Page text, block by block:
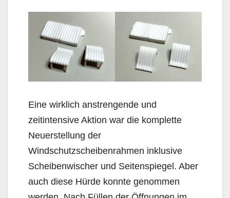
Eine wirklich anstrengende und
zeitintensive Aktion war die komplette
Neuerstellung der
Windschutzscheibenrahmen inklusive
Scheibenwischer und Seitenspiegel. Aber
auch diese Hürde konnte genommen